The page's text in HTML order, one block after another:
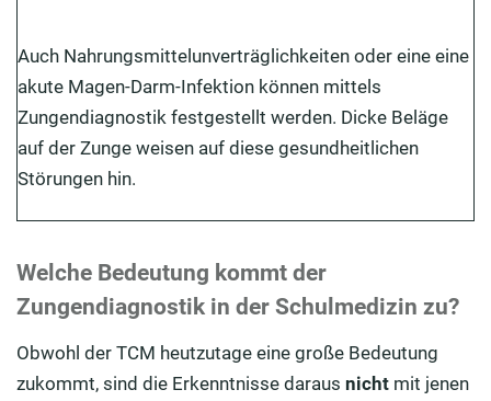
Auch Nahrungsmittelunverträglichkeiten oder eine eine
akute Magen-Darm-Infektion können mittels
Zungendiagnostik festgestellt werden. Dicke Beläge
auf der Zunge weisen auf diese gesundheitlichen
Störungen hin.
Welche Bedeutung kommt der
Zungendiagnostik in der Schulmedizin zu?
Obwohl der TCM heutzutage eine große Bedeutung
zukommt, sind die Erkenntnisse daraus nicht mit jenen